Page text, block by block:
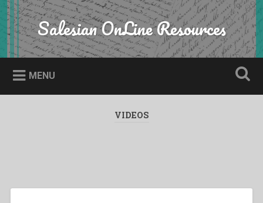
Skip
to
content
Search Salesian OnLine Resources
MENU
VIDEOS